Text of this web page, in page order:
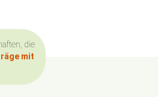
die
mit